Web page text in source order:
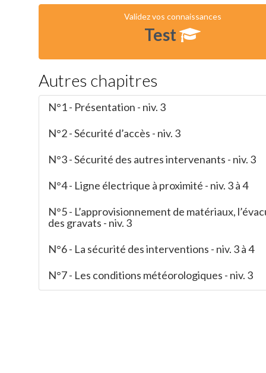
Validez vos connaissances
Test
Autres chapitres
N°1 - Présentation - niv. 3
N°2 - Sécurité d’accès - niv. 3
N°3 - Sécurité des autres intervenants - niv. 3
N°4 - Ligne électrique à proximité - niv. 3 à 4
N°5 - L’approvisionnement de matériaux,
des gravats - niv. 3
N°6 - La sécurité des interventions - niv. 3 à 4
N°7 - Les conditions météorologiques - niv. 3